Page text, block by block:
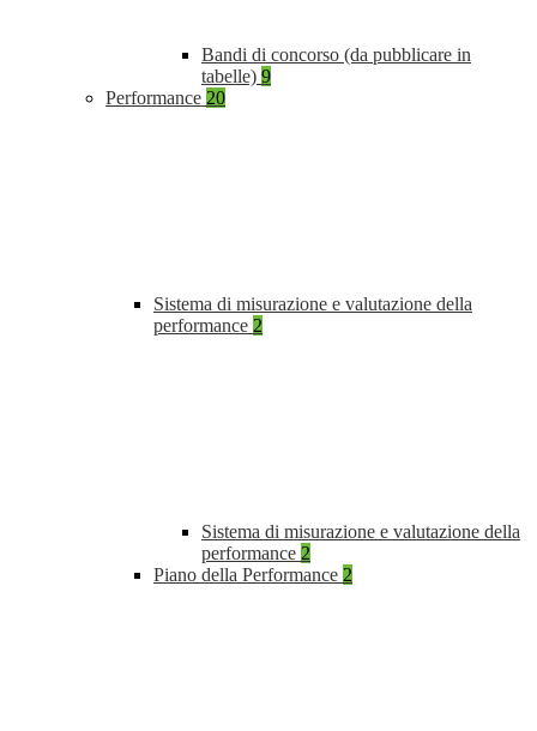
Bandi di concorso (da pubblicare in
tabelle) 9
Performance 20
Sistema di misurazione e valutazione della
performance 2
Sistema di misurazione e valutazione della
performance 2
Piano della Performance 2